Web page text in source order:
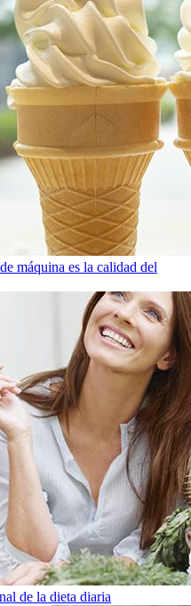
máquina es la calidad del
de la dieta diaria